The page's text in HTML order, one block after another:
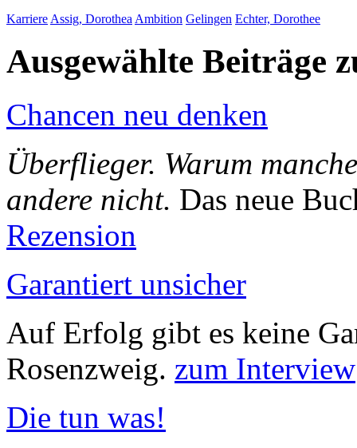
Karriere Assig, Dorothea Ambition Gelingen Echter, Dorothee
Ausgewählte Beiträge
Chancen neu denken
Überflieger. Warum
andere nicht. Das neue
Rezension
Garantiert unsicher
Auf Erfolg gibt es keine
Rosenzweig. zum Interview
Die tun was!